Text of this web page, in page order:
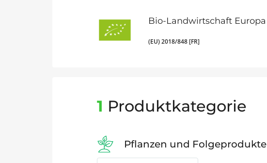
Bio-Landwirtschaft Europa
(EU) 2018/848 [FR]
1 Produktkategorie
Pflanzen und Folgeprodukte